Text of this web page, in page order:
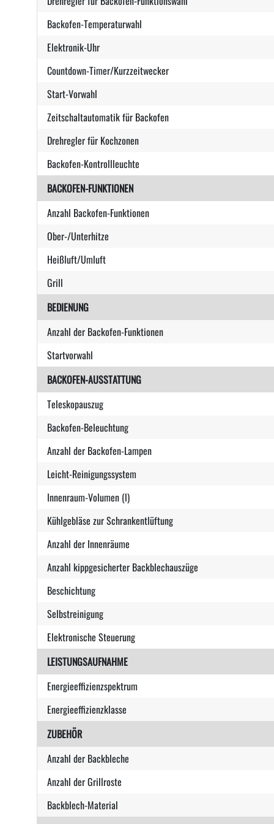
Backofen-Temperaturwahl
Elektronik-Uhr
Countdown-Timer/Kurzzeitwecker
Start-Vorwahl
Zeitschaltautomatik für Backofen
Drehregler für Kochzonen
Backofen-Kontrollleuchte
BACKOFEN-FUNKTIONEN
Anzahl Backofen-Funktionen
Ober-/Unterhitze
Heißluft/Umluft
Grill
BEDIENUNG
Anzahl der Backofen-Funktionen
Startvorwahl
BACKOFEN-AUSSTATTUNG
Teleskopauszug
Backofen-Beleuchtung
Anzahl der Backofen-Lampen
Leicht-Reinigungssystem
Innenraum-Volumen (l)
Kühlgebläse zur Schrankentlüftung
Anzahl der Innenräume
Anzahl kippgesicherter Backblechauszüge
Beschichtung
Selbstreinigung
Elektronische Steuerung
LEISTUNGSAUFNAHME
Energieeffizienzspektrum
Energieeffizienzklasse
ZUBEHÖR
Anzahl der Backbleche
Anzahl der Grillroste
Backblech-Material